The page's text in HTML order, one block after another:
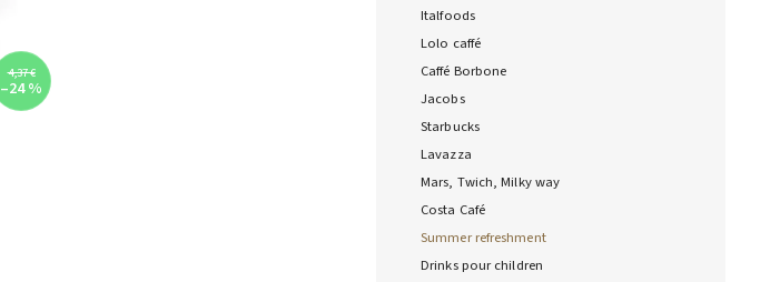
Italfoods
Lolo caffé
Caffé Borbone
Jacobs
Starbucks
Lavazza
Mars, Twich, Milky way
Costa Café
Summer refreshment
Drinks pour children
4,37 €
–24 %